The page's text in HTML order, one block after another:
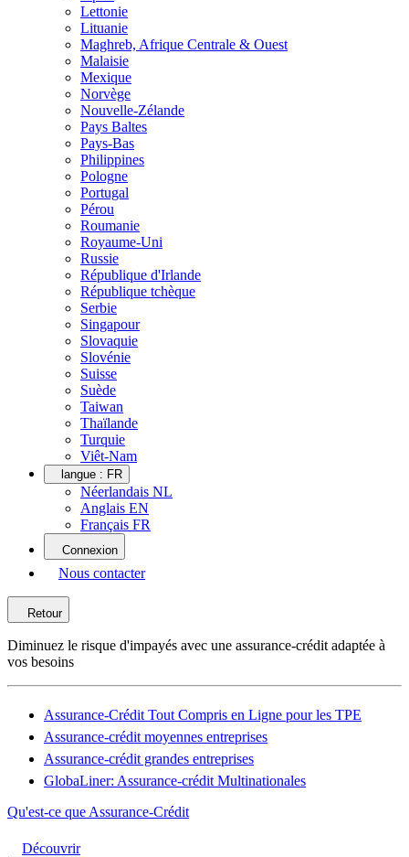
Lettonie
Lituanie
Maghreb, Afrique Centrale & Ouest
Malaisie
Mexique
Norvège
Nouvelle-Zélande
Pays Baltes
Pays-Bas
Philippines
Pologne
Portugal
Pérou
Roumanie
Royaume-Uni
Russie
République d'Irlande
République tchèque
Serbie
Singapour
Slovaquie
Slovénie
Suisse
Suède
Taiwan
Thaïlande
Turquie
Viêt-Nam
langue : FR
Néerlandais NL
Anglais EN
Français FR
Connexion
Nous contacter
Retour
Diminuez le risque d'impayés avec une assurance-crédit adaptée à
vos besoins
Assurance-Crédit Tout Compris en Ligne pour les TPE
Assurance-crédit moyennes entreprises
Assurance-crédit grandes entreprises
GlobaLiner: Assurance-crédit Multinationales
Qu'est-ce que Assurance-Crédit
Découvrir